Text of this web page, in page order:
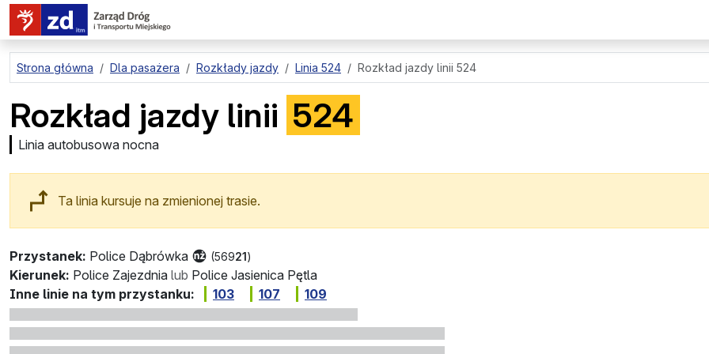
przejdź do treści strony
Strona główna Dla pasażera Rozkłady jazdy Linia 524 Rozkład jazdy linii 524
Rozkład jazdy linii 524
Linia autobusowa nocna
Ta linia kursuje na zmienionej trasie.
Przystanek: Police Dąbrówka (56921)
Kierunek: Police Zajezdnia lub Police Jasienica Pętla
Inne linie na tym przystanku:
103 107 109